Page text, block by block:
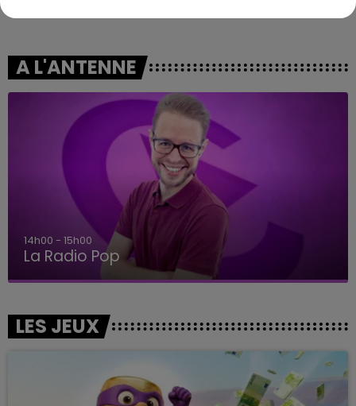
A L'ANTENNE
14h00 - 15h00
La Radio Pop
LES JEUX